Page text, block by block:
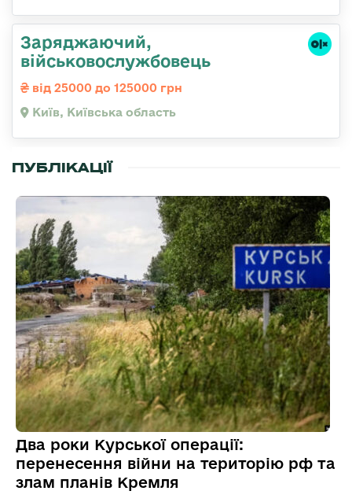
Заряджаючий,
військовослужбовець
від 25000 до 125000 грн
Київ, Київська область
ПУБЛІКАЦІЇ
Два роки Курської операції:
перенесення війни на територію рф та
злам планів Кремля